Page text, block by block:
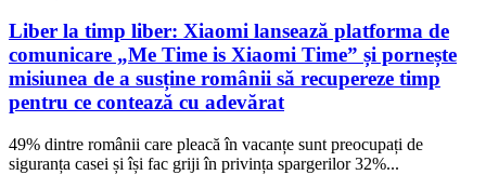
Liber la timp liber: Xiaomi lansează platforma de
comunicare „Me Time is Xiaomi Time” și pornește
misiunea de a susține românii să recupereze timp
pentru ce contează cu adevărat
49% dintre românii care pleacă în vacanțe sunt preocupați de
siguranța casei și își fac griji în privința spargerilor 32%...